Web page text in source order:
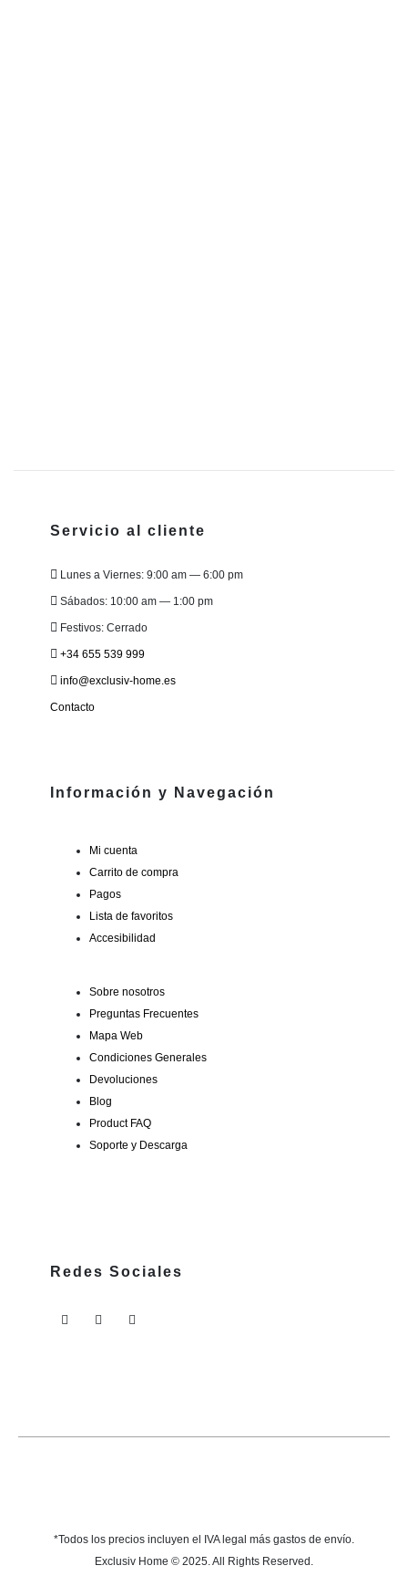
Servicio al cliente
Lunes a Viernes: 9:00 am — 6:00 pm
Sábados: 10:00 am — 1:00 pm
Festivos: Cerrado
+34 655 539 999
info@exclusiv-home.es
Contacto
Información y Navegación
Mi cuenta
Carrito de compra
Pagos
Lista de favoritos
Accesibilidad
Sobre nosotros
Preguntas Frecuentes
Mapa Web
Condiciones Generales
Devoluciones
Blog
Product FAQ
Soporte y Descarga
Redes Sociales
*Todos los precios incluyen el IVA legal más gastos de envío.
Exclusiv Home © 2025. All Rights Reserved.